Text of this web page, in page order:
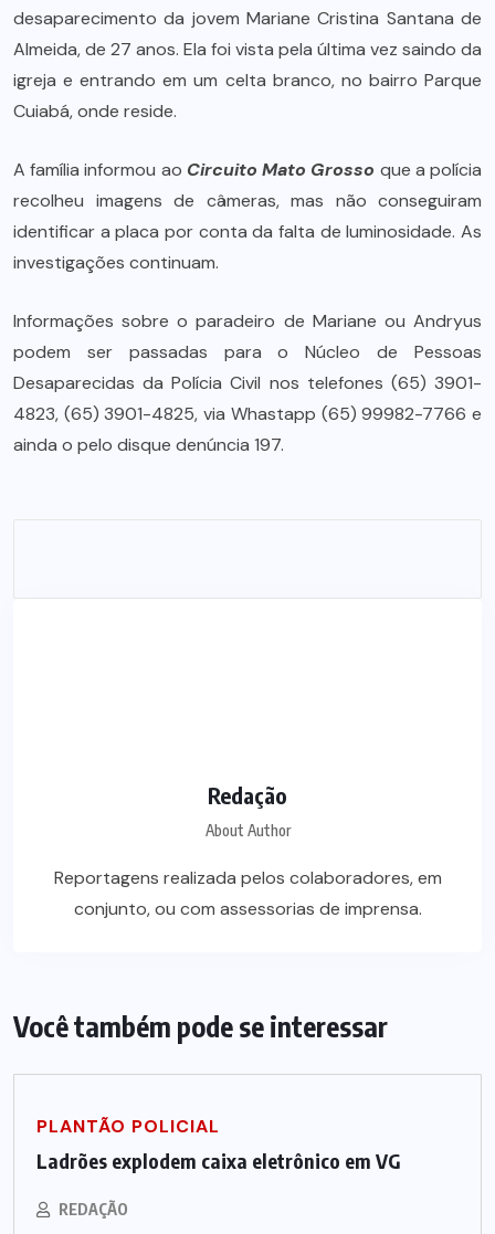
desaparecimento da jovem Mariane Cristina Santana de
Almeida, de 27 anos. Ela foi vista pela última vez saindo da
igreja e entrando em um celta branco, no bairro Parque
Cuiabá, onde reside.
A família informou ao Circuito Mato Grosso que a polícia
recolheu imagens de câmeras, mas não conseguiram
identificar a placa por conta da falta de luminosidade. As
investigações continuam.
Informações sobre o paradeiro de Mariane ou Andryus
podem ser passadas para o Núcleo de Pessoas
Desaparecidas da Polícia Civil nos telefones (65) 3901-
4823, (65) 3901-4825, via Whastapp (65) 99982-7766 e
ainda o pelo disque denúncia 197.
Redação
About Author
Reportagens realizada pelos colaboradores, em
conjunto, ou com assessorias de imprensa.
Você também pode se interessar
PLANTÃO POLICIAL
Ladrões explodem caixa eletrônico em VG
REDAÇÃO